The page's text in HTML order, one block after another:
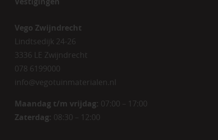
Vego Zwijndrecht
Lindtsedijk 24-26
3336 LE Zwijndrecht
078 6199000
info@vegotuinmaterialen.nl
Maandag t/m vrijdag: 07:00 – 17:00
Zaterdag: 08:30 – 12:00